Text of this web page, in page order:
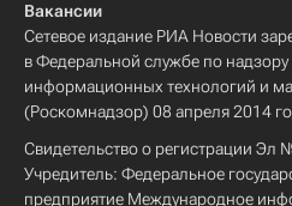
Вакансии
Сетевое издание РИА Новости
в Федеральной службе по надзору
информационных технологий и
(Роскомнадзор) 08 апреля 2014
Свидетельство о регистрации
Учредитель: Федеральное
предприятие Международное